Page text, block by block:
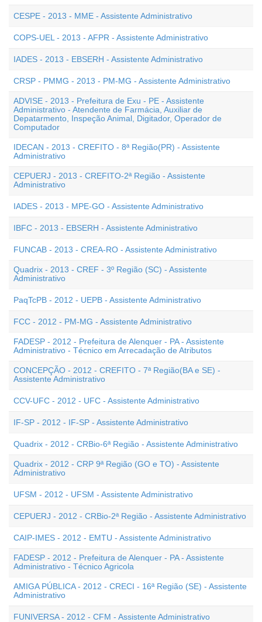
CESPE - 2013 - MME - Assistente Administrativo
COPS-UEL - 2013 - AFPR - Assistente Administrativo
IADES - 2013 - EBSERH - Assistente Administrativo
CRSP - PMMG - 2013 - PM-MG - Assistente Administrativo
ADVISE - 2013 - Prefeitura de Exu - PE - Assistente
Administrativo - Atendente de Farmácia, Auxiliar de
Depatarmento, Inspeção Animal, Digitador, Operador de
Computador
IDECAN - 2013 - CREFITO - 8ª Região(PR) - Assistente
Administrativo
CEPUERJ - 2013 - CREFITO-2ª Região - Assistente
Administrativo
IADES - 2013 - MPE-GO - Assistente Administrativo
IBFC - 2013 - EBSERH - Assistente Administrativo
FUNCAB - 2013 - CREA-RO - Assistente Administrativo
Quadrix - 2013 - CREF - 3º Região (SC) - Assistente
Administrativo
PaqTcPB - 2012 - UEPB - Assistente Administrativo
FCC - 2012 - PM-MG - Assistente Administrativo
FADESP - 2012 - Prefeitura de Alenquer - PA - Assistente
Administrativo - Técnico em Arrecadação de Atributos
CONCEPÇÃO - 2012 - CREFITO - 7ª Região(BA e SE) -
Assistente Administrativo
CCV-UFC - 2012 - UFC - Assistente Administrativo
IF-SP - 2012 - IF-SP - Assistente Administrativo
Quadrix - 2012 - CRBio-6ª Região - Assistente Administrativo
Quadrix - 2012 - CRP 9ª Região (GO e TO) - Assistente
Administrativo
UFSM - 2012 - UFSM - Assistente Administrativo
CEPUERJ - 2012 - CRBio-2ª Região - Assistente Administrativo
CAIP-IMES - 2012 - EMTU - Assistente Administrativo
FADESP - 2012 - Prefeitura de Alenquer - PA - Assistente
Administrativo - Técnico Agricola
AMIGA PÚBLICA - 2012 - CRECI - 16ª Região (SE) - Assistente
Administrativo
FUNIVERSA - 2012 - CFM - Assistente Administrativo